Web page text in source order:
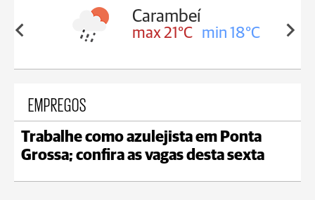
18°C
Jaguariaíva
max 22°C min 19°C
EMPREGOS
Trabalhe como azulejista em Ponta
Grossa; confira as vagas desta sexta